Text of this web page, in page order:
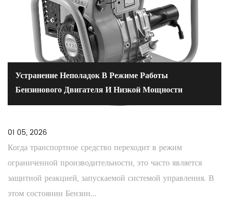
Устранение Неполадок В Режиме Работы
Бензинового Двигателя И Низкой Мощности
01 05, 2026
Когда транспортное средство переходит в режим
ограниченной производительности, это часто является
защитной реакцией, запускаемой системой управления. В
этом состоянии Бензин...